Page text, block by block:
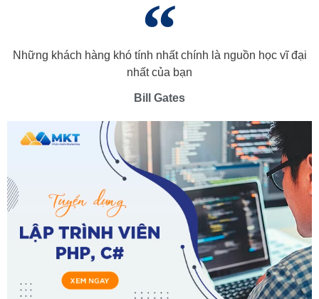
Những khách hàng khó tính nhất chính là nguồn học vĩ đại
nhất của bạn
Bill Gates